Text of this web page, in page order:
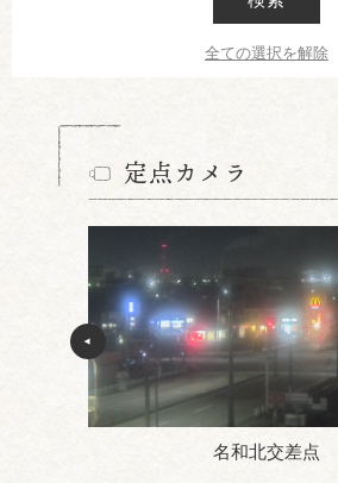
全ての選択を解除
定点カメラ
名和北交差点